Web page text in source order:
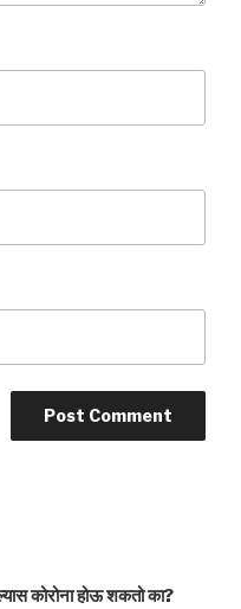
कोरोना होऊ शकतो का?